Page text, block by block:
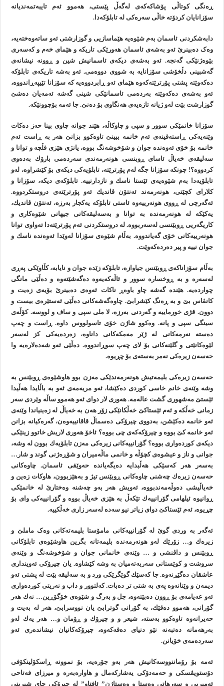
ڕەنگی کوتاڵی پۆشاکەکەی لەگەڵ پێستی، هەموو ئەم تایبەتمەندیانە
سۆزانایان كردۆتە خاڵی سەرەكی لە تابلۆكەدا.
دابەشكردنی ئاسمان بەم شێوەیە هێماسازیی و گوزارشتی ئەو ساتەوەختەیە،
وەک دەبینرێ ئەو بەشەی ئاسمان هەورێكی تاریكە و هێمای خەم و کەسەری
بێوەژنێكی گەنجە. ئەو بەشەی دیكەی ئاسمانیش شین و ڕوونە نیشانەی
گەشبینی دڵخۆشی سۆزانایە بە شووی دووەمی. ئەو بەشە تاریكەی تابلۆكە
دەكەوێتە پشتی پۆرترێتەكەوە هێمای ئەو ڕابردووەیە كە سۆزانا تێیپەڕاندووە،
ئەو بەشەی دەكەوێتە بەردەمی ئاسمانێكی شینی گەشە ئەمەیان دەشێ
گوزارشت بێت لەو ژیانە تازەیەی هەنگاوی بۆ دەنێ. جا ئەمە بۆچوونێکە.
سۆزانا خانمێكی سوور و سپی و چاوكاڵە، هێند جوانە چاوی بینا حەز دەكات
وێنەیەكی ڕاستەقینەی ئەم خانمە ببینێ تاوەكوو بزانێ هەر بە ڕاست ئەم
خانمە بۆ خۆی ئەوەندە جوان و شۆخوشەنگ بووە، یانژی هێزی فڵچە و توانا و
سەلیقەی خەیاڵ ئاسای ڕوبنسی هونەرمەندی سەردەمی بارۆك بەدەوی
كردووە؟! چونکە سۆزانا جگە لەم پۆرترێتە، تابلۆیەكی دیكەی بۆ كێشراوە، لەو
تابلۆیەدا بەم شێوەیەی ئێستا ناسك و نازدارنییە. تابلۆكەی دیكە، سۆزانا و
كلارای كچێتی، هونەرمەند ئەنتۆن ڤاندیك ئەو پۆرترێتەی دروستكردووە.
ئەگەرچی لە ڕووی هونەرییەوە ئاستی تابلۆكە یەكجار بەرزە، ئەنتۆن ڤاندیك،
یەكێكە لە هونەرمەندە بە توانا و بەسەلیقەكانی جیهانی شێوەكاری و
كاریگەریی ڕوبێنسی لەسەربووە. لە دروستکردنی ئەم پۆرترێتەدا تەواوی توانا
هونەرییەكانی خۆی گەیاندووە. بەڵام شێوەی سۆزانا لەوێدا ئەوەندە ناسك و
جوان نییە و پیر دەردەكەوێت.
بەڵام سۆزاناكەی ڕوبێنس جیاوازە، تابلۆكە زێدە جوان و نایابە، كڵاوێكی پەڕی
لەسەرە و بە ڕوخسارە سوور و ئاڵەكەیەوە دەگەشێتەوە و دەڵێی مانگی
چواردەیە. هێندە گەشە چاو باوەڕ ناكات ئەوەی دەبینرێ بۆیەی زەیت و
كانڤاس بێ و بە ڕەنگ كێشرابێ. چاوەگەشەكانی دەڵێی ئەستێرەی بیست و
دوون. قژی خورماییە و گەردنی بەرزە، لا ملی سپی و ساف و لووسە. کۆڵەی
سینگی سپی و پانە. وەكوو شاژن خۆی تاسولووس داوە. ڕاست و چەپ
دەستە نەرمەكانی لە ژێر مەمكەكانی داناوە، زەردەیەكی كز لەسەر
لێوەكانێتی و گلێنەكانی بۆ لای چەپ سوڕاندووە. دەڵێی ئەو شەدەلارەیە وا
حەسەن زیرەكی نەمر بەستەی بۆ چڕیوە.
حەسەن زیرەكی بلیمەتیش هونەرمەندێكی مەزن بوو هاوشێوەی ڕوبێنس بە
وشە وێنەی خانم خاسی كوردی دەكێشا، ئەو مریەمەی ئەو بە باڵایدا هەڵیدا
ئێستێ مەشهوری گشت عالەمە. هەوری لار دوای ئەو هەموو ساڵە وێردی سەر
زمانی خەڵکە و ئەم ئێستاکێ خەڵکانێکی زۆر هەن بە خەیاڵ لە زەینیاندا وێنەی
ئەو خانمە دەکێشن، بەدووی چیرۆکی دەسماڵ قاقانییەوەن، گەرەکیانە بزانن
ئەو خانمە کێ بووە و چیرۆکەکەی چی بووە؟ ئاخۆ هەوری لاریش خاتوو زینێکی
دیکەی کوردەواری بووە؟ گۆرانییەكانی زیرەکی مەزن تابلۆیەك بوون لە وشە،
جوانی و ناز و عیشوەی كچۆڵە و خانمی ماڵەمیران و شۆڕەژنی گوند و شار…
بەسەر هەر كەسێكی هەڵبدایە دەیگەیاندە حەوێقی ئاسمان. چاوەكانی
حەسەن زیرەك چەشنی چاوەكانی ڕوبێنس تیژ و بەهێزبوون، هاوكات زەین و
خەیاڵیشی دەوڵەمەندبووە، ئەویش هەر بەو چەشنە وەختارێ لە خانمێكی
ڕوانیوە ئیلهامی گۆرانییەك تێكەڵ بە هێزی خەیاڵ بووە و گۆرانییەكی وای بۆ
چڕیوە، ئەم ئێستاكێ دوای زیاتر نیو سەدە لەسەر زاری خەڵكییە.
ئەگەر بە وردی گوێ لە گۆرانییەكانی مامۆستا بلیمەتەکانی وەک ماملێ و
زیرەك و… زۆرێك لەو هونەرمەندە بلیمەتانە بگرین هاوشێوەی تابلۆكانی
ڕوبێنس و داڤنشی و … وێنەی خانمانی جوان و شۆخوشەنگ و وێنەی
سروشت و كوێستانی سەربەتەمیان بە وشە كێشاوە. یان چیرۆكی ئەوینداری
عاشقان دەگێڕنەوە. جا كەسێك گوێگرێكی ورد و بە سەلیقە بێت لە پشتی ئەو
دیمەن و وێنانەوە پەی بە شتی تر دەبات. كەلتوور و داب و نەریتی كوردەواری
ئەو عەیامەی بۆ ڕوون دەبێتەوە، جل و بەرگ و شێوەی خۆگۆڕین… نەك هەر
گۆرانی، هەموو دەقێك، بە گۆرانی گوترابێ یان نووسرابێ، هەر لە بەیت و
حەیرانەوە تاوەكوو بەستە، شیعر و و چیرۆك و ڕۆمان و… هەر یەك لەو
بەرهەمانە دەتبەنە نێو دنیای دەقەکەوە، چیرۆكەكانیان نیشاندەری ئەو
سەردەمەی خۆیانن.
ئەمە بۆ رۆماننووسەكانیش هەر بەو جۆرەیە، بۆ نموونە ڕاسكۆلینكۆفی
دۆستویڤسكی و حەمەدۆكی یەشاركەمال و هاوارەبەرە و میرزای فەتاحی
ئەمیریی و سەرهاتی وەستا و وەستاژن” ئافتاو” لە چیرۆكی چای شیرینی